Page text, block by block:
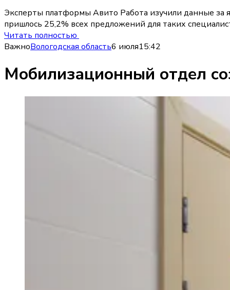
Эксперты платформы Авито Работа изучили данные за
пришлось 25,2% всех предложений для таких
Читать полностью
ВажноВологодская область6 июля15:42
Мобилизационный отдел